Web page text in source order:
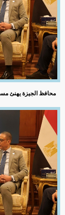
محافظ الجيزة يهنئ